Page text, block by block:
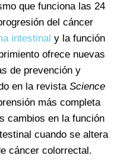
que funciona las 24
del cáncer
intestinal y la función
ofrece nuevas
de prevención y
en la revista Science
más completa
cambios en la función
cuando se altera
cáncer colorrectal.